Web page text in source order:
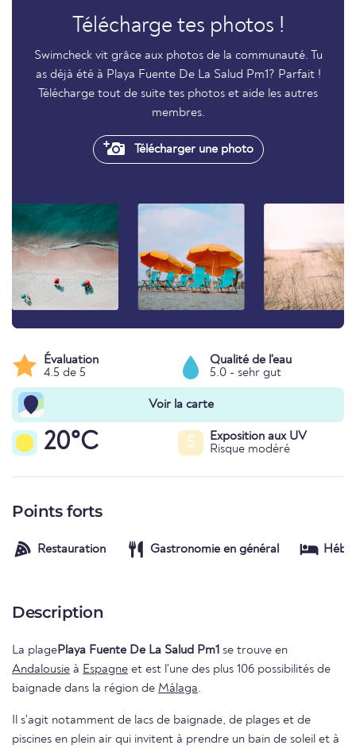
Télécharge tes photos !
Swimcheck vit grâce aux photos de la communauté. Tu
as déjà été à Playa Fuente De La Salud Pm1? Parfait !
Télécharge tout de suite tes photos et aide les autres
membres.
Télécharger une photo
Évaluation
4.5 de 5
Qualité de l'eau
5.0 - sehr gut
Voir la carte
20°C 5
Exposition aux UV
Risque modéré
Points forts
Restauration Gastronomie en général
Description
La plage Playa Fuente De La Salud Pm1 se trouve en
Andalousie à Espagne et est l'une des plus 106 possibilités de
baignade dans la région de Málaga.
Il s'agit notamment de lacs de baignade, de plages et de
piscines en plein air qui invitent à prendre un bain de soleil et à